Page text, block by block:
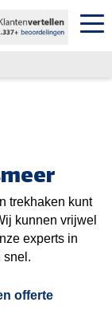
trekhaken kunt
kunnen vrijwel
experts in
snel.
offerte